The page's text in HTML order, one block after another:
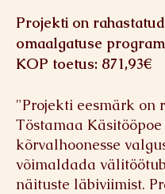
Projekti on
omaalgatuse
KOP toetus: 871,93€
"Projekti eesmärk on
Töstamaa Käsitööpoe
kõrvalhoonesse
võimaldada
näituste läbiviimist.